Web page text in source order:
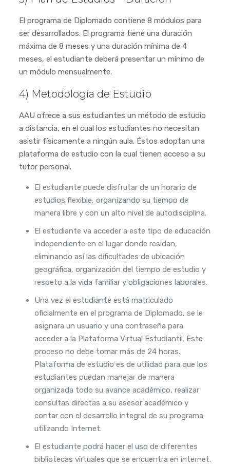
El programa de Diplomado contiene 8 módulos para
ser desarrollados. El programa tiene una duración
máxima de 8 meses y una duración mínima de 4
meses, el estudiante deberá presentar un mínimo de
un módulo mensualmente.
4) Metodología de Estudio
AAU ofrece a sus estudiantes un método de estudio
a distancia, en el cual los estudiantes no necesitan
asistir físicamente a ningún aula. Éstos adoptan una
plataforma de estudio con la cual tienen acceso a su
tutor personal.
El estudiante puede disfrutar de un horario de
estudios flexible, organizando su tiempo de
manera libre y con un alto nivel de autodisciplina.
El estudiante va acceder a este tipo de educación
independiente en el lugar donde residan,
eliminando así las dificultades de ubicación
geográfica, organización del tiempo de estudio y
respeto a la vida familiar y obligaciones laborales.
Una vez el estudiante está matriculado
oficialmente en el programa de Diplomado, se le
asignara un usuario y una contraseña para
acceder a la Plataforma Virtual Estudiantil. Este
proceso no debe tomar más de 24 horas.
Plataforma de estudio es de utilidad para que los
estudiantes puedan manejar de manera
organizada todo su avance académico, realizar
consultas directas a su asesor académico y
contar con el desarrollo integral de su programa
utilizando Internet.
El estudiante podrá hacer el uso de diferentes
bibliotecas virtuales que se encuentra en internet.